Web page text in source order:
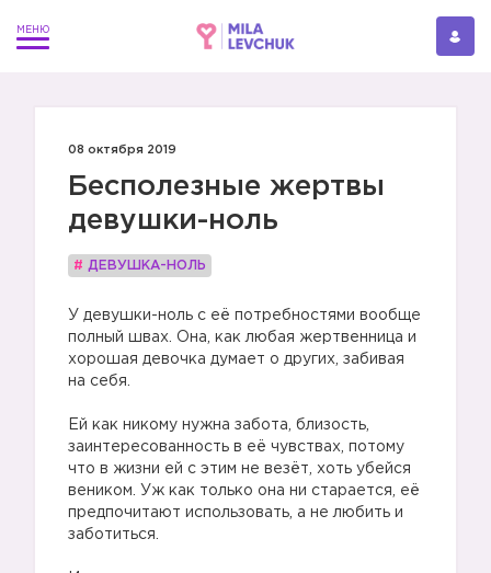
08 октября 2019
Бесполезные жертвы
девушки-ноль
# ДЕВУШКА-НОЛЬ
У девушки-ноль с её потребностями вообще
полный швах. Она, как любая жертвенница и
хорошая девочка думает о других, забивая
на себя.
Ей как никому нужна забота, близость,
заинтересованность в её чувствах, потому
что в жизни ей с этим не везёт, хоть убейся
веником. Уж как только она ни старается, её
предпочитают использовать, а не любить и
заботиться.